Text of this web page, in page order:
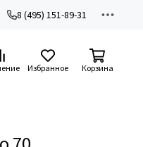
8 (495) 151-89-31
Избранное Корзина